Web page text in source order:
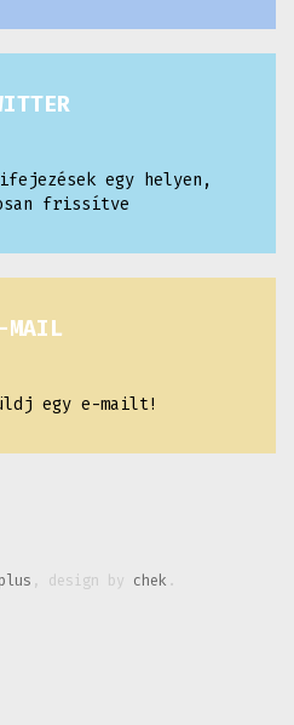
egy helyen,
frissítve
MAIL
egy e-mailt!
, design by chek .